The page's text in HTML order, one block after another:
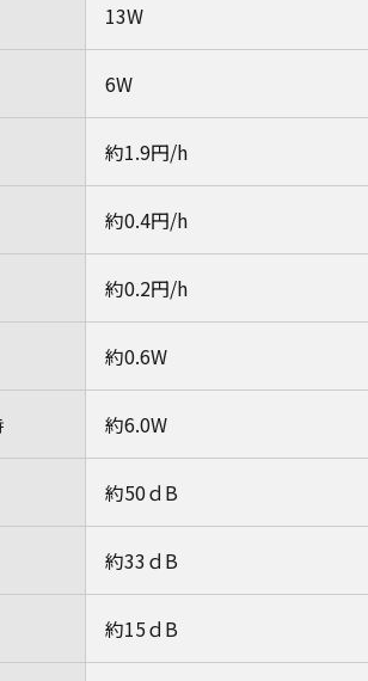
13W
6W
約1.9円/h
約0.4円/h
約0.2円/h
約0.6W
約6.0W
約50ｄB
約33ｄB
約15ｄB